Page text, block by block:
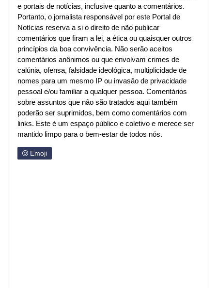
e portais de notícias, inclusive quanto a comentários.
Portanto, o jornalista responsável por este Portal de
Notícias reserva a si o direito de não publicar
comentários que firam a lei, a ética ou quaisquer outros
princípios da boa convivência. Não serão aceitos
comentários anônimos ou que envolvam crimes de
calúnia, ofensa, falsidade ideológica, multiplicidade de
nomes para um mesmo IP ou invasão de privacidade
pessoal e/ou familiar a qualquer pessoa. Comentários
sobre assuntos que não são tratados aqui também
poderão ser suprimidos, bem como comentários com
links. Este é um espaço público e coletivo e merece ser
mantido limpo para o bem-estar de todos nós.
Emoji